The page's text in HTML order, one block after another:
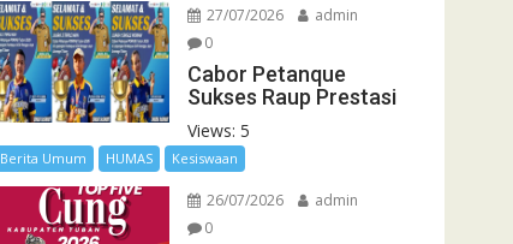
27/07/2026
admin
0
Cabor Petanque
Sukses Raup Prestasi
Views: 5
Berita Umum HUMAS Kesiswaan
26/07/2026
admin
0